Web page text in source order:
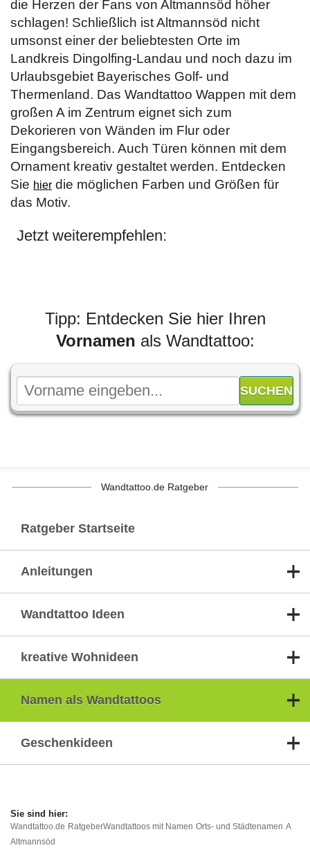
die Herzen der Fans von Altmannsöd höher
schlagen! Schließlich ist Altmannsöd nicht
umsonst einer der beliebtesten Orte im
Landkreis Dingolfing-Landau und noch dazu im
Urlaubsgebiet Bayerisches Golf- und
Thermenland. Das Wandtattoo Wappen mit dem
großen A im Zentrum eignet sich zum
Dekorieren von Wänden im Flur oder
Eingangsbereich. Auch Türen können mit dem
Ornament kreativ gestaltet werden. Entdecken
Sie hier die möglichen Farben und Größen für
das Motiv.
Jetzt weiterempfehlen:
Tipp: Entdecken Sie hier Ihren
Vornamen als Wandtattoo:
Wandtattoo.de Ratgeber
Ratgeber Startseite
Anleitungen
Wandtattoo Ideen
kreative Wohnideen
Namen als Wandtattoos
Geschenkideen
Wandtattoo.de RatgeberWandtattoos mit Namen Orts- und Städtenamen A
Altmannsöd